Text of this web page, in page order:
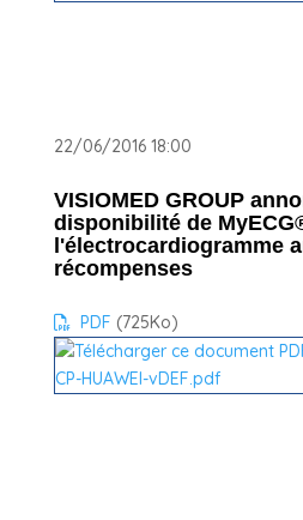
22/06/2016 18:00
VISIOMED GROUP
disponibilité de
l'électrocardiogramme
récompenses
PDF (725Ko)